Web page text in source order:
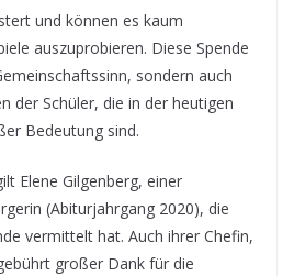
und können es kaum
auszuprobieren. Diese Spende
sondern auch
der Schüler, die in der heutigen
Bedeutung sind.
Elene Gilgenberg, einer
(Abiturjahrgang 2020), die
vermittelt hat. Auch ihrer Chefin,
großer Dank für die